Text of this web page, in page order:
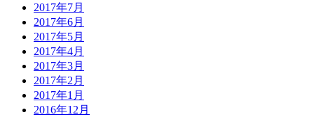
2017年7月
2017年6月
2017年5月
2017年4月
2017年3月
2017年2月
2017年1月
2016年12月